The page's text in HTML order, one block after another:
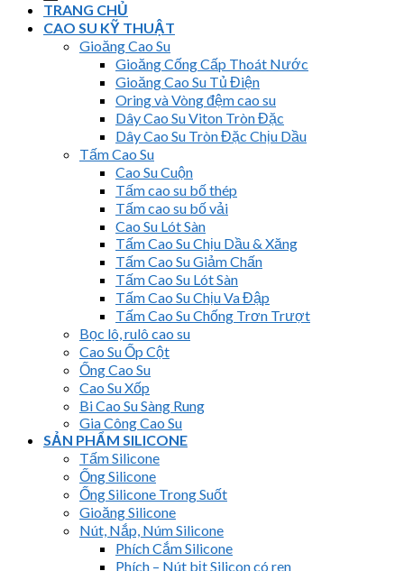
TRANG CHỦ
CAO SU KỸ THUẬT
Gioăng Cao Su
Gioăng Cống Cấp Thoát Nước
Gioăng Cao Su Tủ Điện
Oring và Vòng đệm cao su
Dây Cao Su Viton Tròn Đặc
Dây Cao Su Tròn Đặc Chịu Dầu
Tấm Cao Su
Cao Su Cuộn
Tấm cao su bố thép
Tấm cao su bố vải
Cao Su Lót Sàn
Tấm Cao Su Chịu Dầu & Xăng
Tấm Cao Su Giảm Chấn
Tấm Cao Su Lót Sàn
Tấm Cao Su Chịu Va Đập
Tấm Cao Su Chống Trơn Trượt
Bọc lô, rulô cao su
Cao Su Ốp Cột
Ống Cao Su
Cao Su Xốp
Bi Cao Su Sàng Rung
Gia Công Cao Su
SẢN PHẨM SILICONE
Tấm Silicone
Ống Silicone
Ống Silicone Trong Suốt
Gioăng Silicone
Nút, Nắp, Núm Silicone
Phích Cắm Silicone
Phích – Nút bịt Silicon có ren